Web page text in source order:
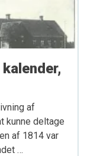
af
kunne deltage
af 1814 var
…